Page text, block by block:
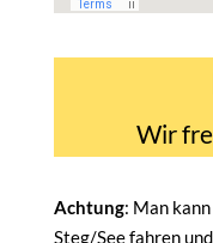
Wir
Achtung: Man
Steg/See fahren